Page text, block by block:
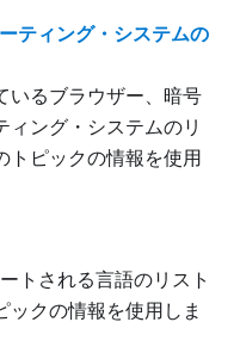
ティング・システムの
いるブラウザー、暗号
ィング・システムのリ
トピックの情報を使用
トされる言語のリスト
ックの情報を使用しま